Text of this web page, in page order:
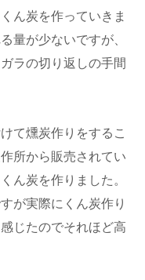
ん炭を作っていきま
量が少ないですが、
ラの切り返しの手間
て燻炭作りをするこ
所から販売されてい
ん炭を作りました。
が実際にくん炭作り
じたのでそれほど高